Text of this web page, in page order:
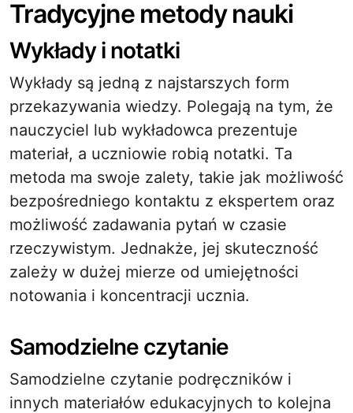
Tradycyjne metody nauki
Wykłady i notatki
Wykłady są jedną z najstarszych form
przekazywania wiedzy. Polegają na tym, że
nauczyciel lub wykładowca prezentuje
materiał, a uczniowie robią notatki. Ta
metoda ma swoje zalety, takie jak możliwość
bezpośredniego kontaktu z ekspertem oraz
możliwość zadawania pytań w czasie
rzeczywistym. Jednakże, jej skuteczność
zależy w dużej mierze od umiejętności
notowania i koncentracji ucznia.
Samodzielne czytanie
Samodzielne czytanie podręczników i
innych materiałów edukacyjnych to kolejna